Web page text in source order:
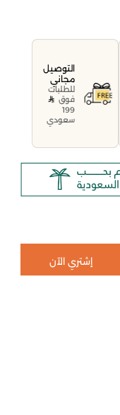
التوصيل
مجاني
للطلبات
فوق
199
سعودي
إشتري الآن